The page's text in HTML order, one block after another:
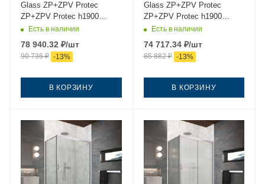
Glass ZP+ZPV Protec
ZP+ZPV Protec h1900
170*95 02М 10 170х95
стекло матовое профиль
черный без поддона
Есть в наличии
78 940.32 ₽/шт
90 736₽ -13%
В КОРЗИНУ
Glass ZP+ZPV Protec
ZP+ZPV Protec h1900
170*95 02М 01 170х95
стекло прозрачное
профиль черный без
поддона
Есть в наличии
74 717.34₽/шт
85 882₽ -13%
В КОРЗИНУ